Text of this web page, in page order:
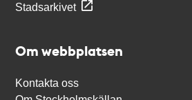
Stadsarkivet
Om webbplatsen
Kontakta oss